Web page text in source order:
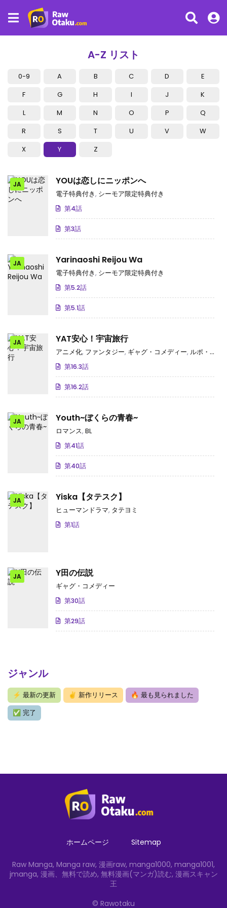
A-Z リスト
0-9 A B C D
E
F
G H I J
K
L
M N O P
Q
R
S T U V
W
X
Y Z
JA YOUは恋しにニッポンへ
電子特典付き, シーモア限定特典付き
第4話
第3話
JA Yarinaoshi Reijou Wa
電子特典付き, シーモア限定特典付き
第5.2話
第5.1話
JA YAT安心！宇宙旅行
アニメ化, ファンタジー, ギャグ・コメディー, ルポ・エッセイ
第16.3話
第16.2話
JA Youth~ぼくらの青春~
ロマンス, BL
第41話
第40話
JA Yiska【タテスク】
ヒューマンドラマ, タテヨミ
第1話
JA Y田の伝説
ギャグ・コメディー
第30話
第29話
ジャンル
⚡ 最新の更新 ✌ 新作リリース 🔥 最も見られました
✅ 完了
ホームページ Sitemap
Raw Manga, Manga raw, 漫画raw, manga1000, manga1001,
jmanga, 漫画、無料で読め, 無料漫画(マンガ)読む, 漫画スキャン
王
© Rawotaku